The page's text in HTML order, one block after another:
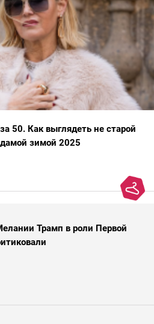
50. Как выглядеть не старой
зимой 2025
Трамп в роли Первой